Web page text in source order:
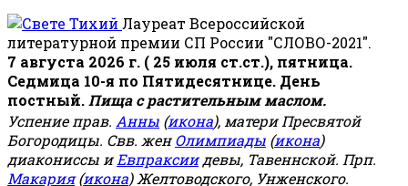
Лауреат Всероссийской
литературной премии СП России "СЛОВО-2021".
7 августа 2026 г. ( 25 июля ст.ст.), пятница.
Седмица 10-я по Пятидесятнице. День
постный. Пища с растительным маслом.
Успение прав. Анны (икона), матери Пресвятой
Богородицы. Свв. женОлимпиады (икона)
диакониссы иЕвпраксиидевы, Тавеннской. Прп.
Макария(икона) Желтоводского, Унженского.